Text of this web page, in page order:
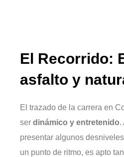
El Recorrido:
asfalto y
El trazado de la carrera en
ser dinámico y entretenido.
presentar algunos
un punto de ritmo, es apto